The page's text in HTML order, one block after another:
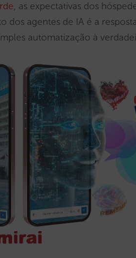
, as expectativas dos
dos agentes de IA é a
automatização à